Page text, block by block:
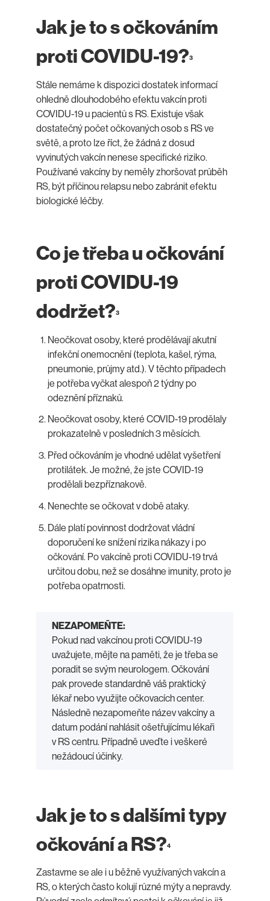
Jak je to s očkováním
proti COVIDU-19?3
Stále nemáme k dispozici dostatek informací
ohledně dlouhodobého efektu vakcín proti
COVIDU-19 u pacientů s RS. Existuje však
dostatečný počet očkovaných osob s RS ve
světě, a proto lze říct, že žádná z dosud
vyvinutých vakcín nenese specifické riziko.
Používané vakcíny by neměly zhoršovat průběh
RS, být příčinou relapsu nebo zabránit efektu
biologické léčby.
Co je třeba u očkování
proti COVIDU-19
dodržet?3
Neočkovat osoby, které prodělávají akutní
infekční onemocnění (teplota, kašel, rýma,
pneumonie, průjmy atd.). V těchto případech
je potřeba vyčkat alespoň 2 týdny po
odeznění příznaků.
Neočkovat osoby, které COVID-19 prodělaly
prokazatelně v posledních 3 měsících.
Před očkováním je vhodné udělat vyšetření
protilátek. Je možné, že jste COVID-19
prodělali bezpříznakově.
Nenechte se očkovat v době ataky.
Dále platí povinnost dodržovat vládní
doporučení ke snížení rizika nákazy i po
očkování. Po vakcíně proti COVIDU-19 trvá
určitou dobu, než se dosáhne imunity, proto je
potřeba opatrnosti.
NEZAPOMEŇTE:
Pokud nad vakcínou proti COVIDU-19
uvažujete, mějte na paměti, že je třeba se
poradit se svým neurologem. Očkování
pak provede standardně váš praktický
lékař nebo využijte očkovacích center.
Následně nezapomeňte název vakcíny a
datum podání nahlásit ošetřujícímu lékaři
v RS centru. Případně uveďte i veškeré
nežádoucí účinky.
Jak je to s dalšími typy
očkování a RS?4
Zastavme se ale i u běžně využívaných vakcín a
RS, o kterých často kolují různé mýty a nepravdy.